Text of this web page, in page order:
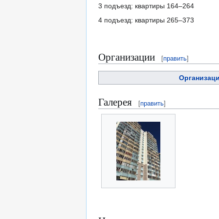
3 подъезд: квартиры 164–264
4 подъезд: квартиры 265–373
Организации [править]
Галерея [править]